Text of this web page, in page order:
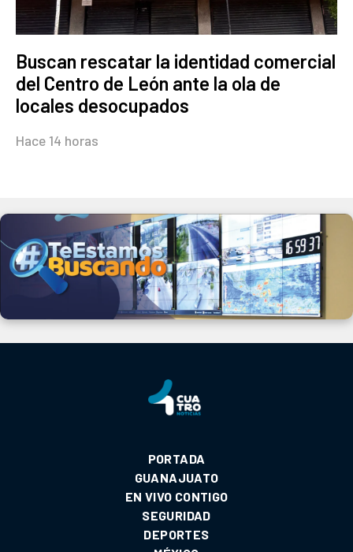
Buscan rescatar la identidad comercial
del Centro de León ante la ola de
locales desocupados
Hace 14 horas
PORTADA
GUANAJUATO
EN VIVO CONTIGO
SEGURIDAD
DEPORTES